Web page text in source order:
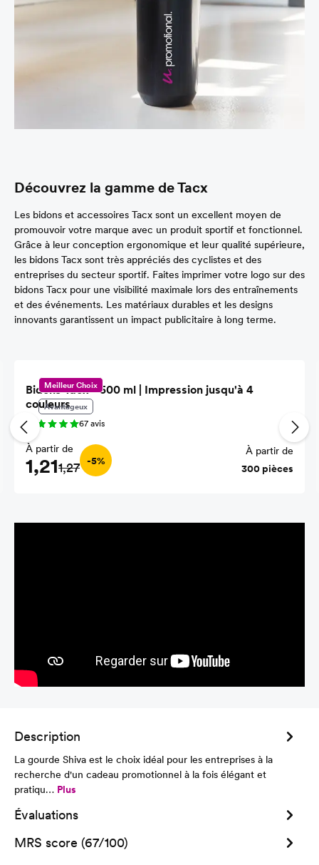
Découvrez la gamme de Tacx
Les bidons et accessoires Tacx sont un excellent moyen de
promouvoir votre marque avec un produit sportif et fonctionnel.
Grâce à leur conception ergonomique et leur qualité supérieure,
les bidons Tacx sont très appréciés des cyclistes et des
entreprises du secteur sportif. Faites imprimer votre logo sur des
bidons Tacx pour une visibilité maximale lors des entraînements
et des événements. Les matériaux durables et les designs
innovants garantissent un impact publicitaire à long terme.
Meilleur Choix
Avantageux
Bidons Tacx - 500 ml | Impression jusqu'à 4
couleurs
67 avis
À partir de
1,211,27 -5%
À partir de
300 pièces
Description
La gourde Shiva est le choix idéal pour les entreprises à la
recherche d'un cadeau promotionnel à la fois élégant et
pratiqu… Plus
Évaluations
MRS score (67/100)